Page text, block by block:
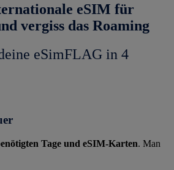
eSIM für
vergiss das Roaming
eSimFLAG in 4
Tage und eSIM-Karten. Man